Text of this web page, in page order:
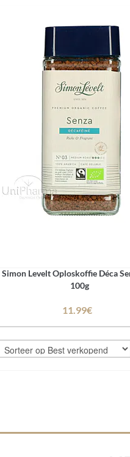
Simon Levelt Oploskoffie Déca
100g
11.99€